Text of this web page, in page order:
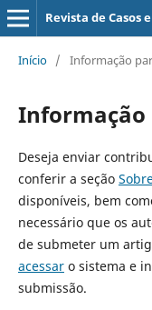
Revista de Casos
Início / Informação
Informação
Deseja enviar
conferir a seção
disponíveis, bem
necessário que os
de submeter um
acessaro sistema e
submissão.